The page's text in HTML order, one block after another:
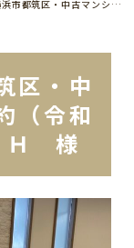
（ご購入）横浜市都筑区・中古マンション・ご成約（令和４年５月） Ｔ ・ Ｈ 様
区・中
（令和
Ｈ 様